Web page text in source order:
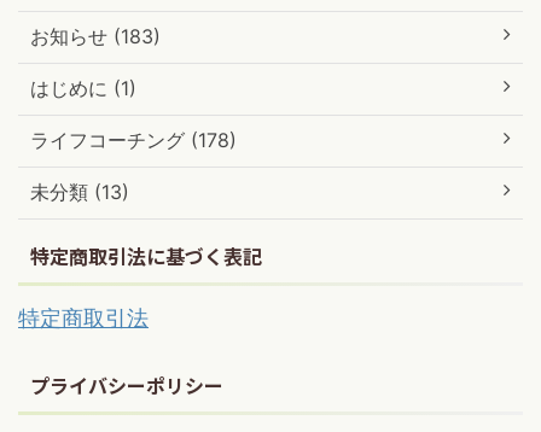
お知らせ (183)
はじめに (1)
ライフコーチング (178)
未分類 (13)
特定商取引法に基づく表記
特定商取引法
プライバシーポリシー